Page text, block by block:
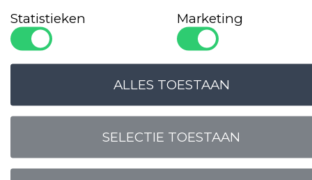
Art. VADBG42TH
Statistieken Marketing
SELECTIE TOESTAAN
ALLES TOESTAAN